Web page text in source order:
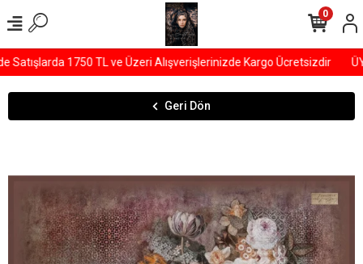
1750 TL ve Üzeri Alışverişlerinizde Kargo Ücretsizdir
0
Geri Dön